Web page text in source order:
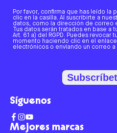
Mejores marcas
Por favor, confirma que has leído la
clic en la casilla. Al suscribirte a
datos, como la dirección de correo
Tus datos serán tratados en base a
Art. 6.1 a) del RGPD. Puedes
momento haciendo clic en el
electrónicos o enviando un correo a
Síguenos